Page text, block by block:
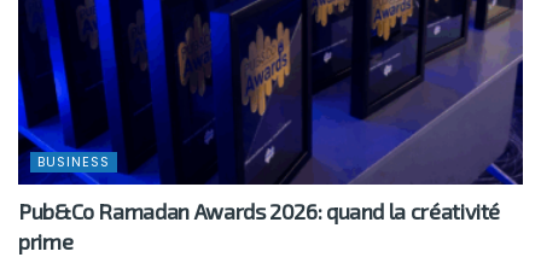
BUSINESS
Pub&Co Ramadan Awards 2026: quand la créativité
prime